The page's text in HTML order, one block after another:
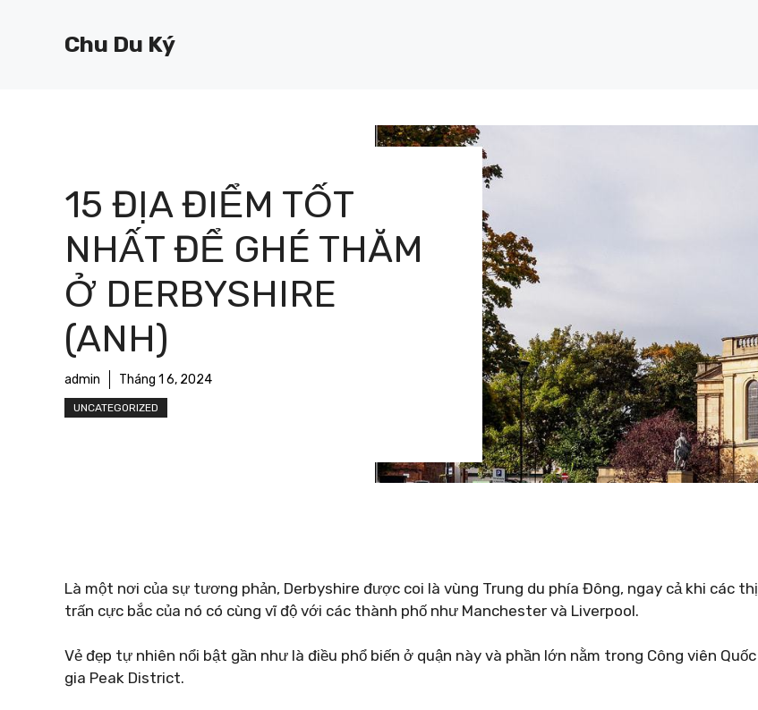
Chu Du Ký
15 ĐỊA ĐIỂM TỐT
NHẤT ĐỂ GHÉ THĂM
Ở DERBYSHIRE
(ANH)
admin Tháng 1 6, 2024
UNCATEGORIZED
Là một nơi của sự tương phản, Derbyshire được coi là vùng Trung du phía Đông, ngay cả khi các thị
trấn cực bắc của nó có cùng vĩ độ với các thành phố như Manchester và Liverpool.
Vẻ đẹp tự nhiên nổi bật gần như là điều phổ biến ở quận này và phần lớn nằm trong Công viên Quốc
gia Peak District.